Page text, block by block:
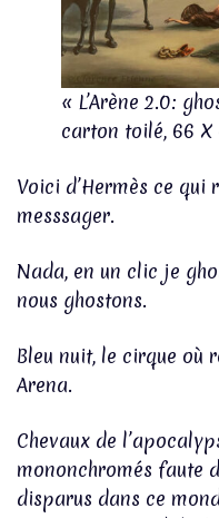
« L’Arène 2.0:
carton toilé, 66 X
Voici d’Hermès ce qui
messsager.
Nada, en un clic je
nous ghostons.
Bleu nuit, le cirque où
Arena.
Chevaux de
mononchromés faute
disparus dans ce